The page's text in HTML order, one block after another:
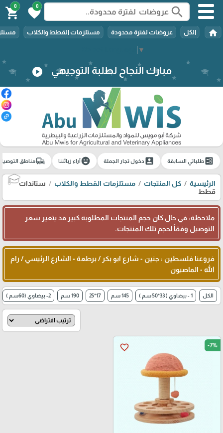
▼
search
0
favorite
0
shopping_cart
home الكل عروضات لفترة محدودة مستلزمات القطط والكلاب
مبارك النجاح لطلبة التوجيهي play_circle
🎓
ballotطلباتي السابقة account_boxدخول تجار الجملة emoji_emotionsآراء زبائننا commuteمناطق
الرئيسية كل المنتجات مستلزمات القطط والكلاب
ستاندات
قطط
ملاحظة: في حال كان حجم المنتجات المطلوبة كبير قد يتغير سعر
التوصيل وفقاً لحجم تلك المنتجات.
فروعنا فلسطين : جنين - شارع ابو بكر / برطعة - الشارع الرئيسي / رام
الله - الماصيون
الكل 1 - بيضاوي ( 33*50 سم ) 145 سم 17*25 190 سم 2- بيضاوي (60سم )
favorite_border -7%